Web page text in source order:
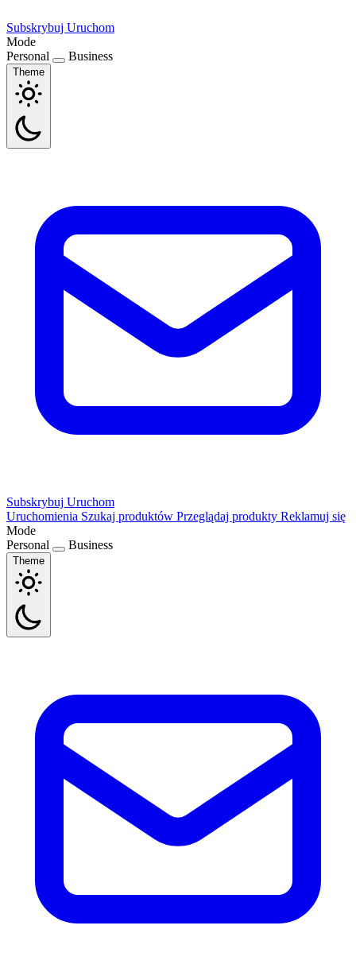
Subskrybuj Uruchom
Mode
Personal
Business
Theme
Subskrybuj Uruchom
Uruchomienia Szukaj produktów Przeglądaj produkty Reklamuj się
Mode
Personal
Business
Theme